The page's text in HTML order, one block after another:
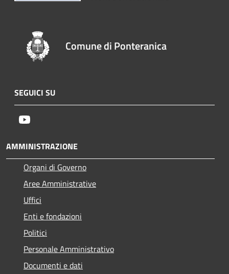
Comune di Ponteranica
SEGUICI SU
AMMINISTRAZIONE
Organi di Governo
Aree Amministrative
Uffici
Enti e fondazioni
Politici
Personale Amministrativo
Documenti e dati